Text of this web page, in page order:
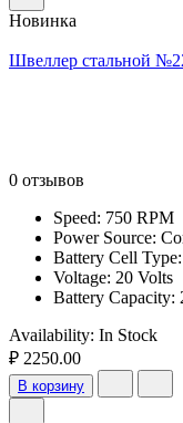
Новинка
Швеллер стальной
0 отзывов
Speed: 750 RPM
Power Source:
Battery Cell
Voltage: 20 Volts
Battery Capacity:
Availability: In Stock
₽ 2250.00
В корзину